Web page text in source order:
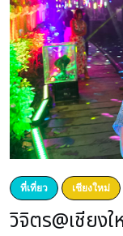
ที่เที่ยว เชียงใหม่
วิจิตร@เชียง